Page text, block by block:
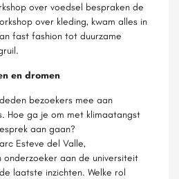
over voedsel bespraken de
over kleding, kwam alles in
fast fashion tot duurzame
en dromen
bezoekers mee aan
Hoe ga je om met klimaatangst
aan gaan?
Esteve del Valle,
onderzoeker aan de universiteit
laatste inzichten. Welke rol